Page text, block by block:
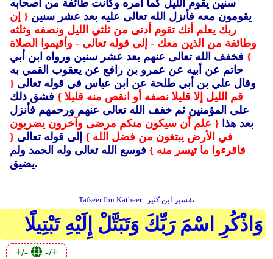
سنين يقوم الليل كما أمره وكانت طائفة من أصحابه
يقومون معه فأنزل الله تعالى عليه بعد عشر سنين { إن
ربك يعلم أنك تقوم أدنى من ثلثي الليل ونصفه وثلثه
وطائفة من الذين معك - إلى قوله تعالى - وأقيموا الصلاة
} فخفف الله تعالى عنهم بعد عشر سنين ورواه ابن أبي
حاتم عن أبيه عن عمرو بن رافع عن يعقوب القمي به
وقال علي بن أبي طلحة عن ابن عباس في قوله تعالى {
قم الليل إلا قليلا نصفه أو انقص منه قليلا } فشق ذلك
على المؤمنين ثم خفف الله تعالى عنهم ورحمهم فأنزل
بعد هذا { علم أن سيكون منكم مرضى وآخرون يضربون
في الأرض يبتغون من فضل الله } إلى قوله تعالى {
فاقرءوا ما تيسر منه } فوسع الله تعالى وله الحمد ولم
يضيق.
Tafseer Ibn Katheer تفسير ابن كثير
وَاذْكُرِ اسْمَ رَبِّكَ وَتَبَتَّلْ إِلَيْهِ تَبْتِيلًا
+/- -/+